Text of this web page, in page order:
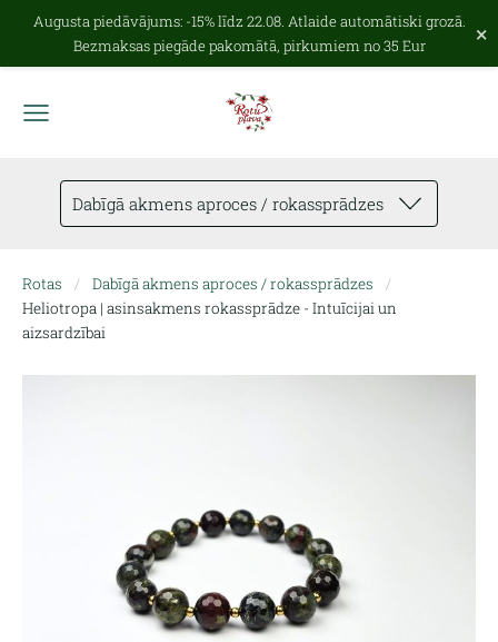
Augusta piedāvājums: -15% līdz 22.08. Atlaide automātiski grozā.
Bezmaksas piegāde pakomātā, pirkumiem no 35 Eur
×
Dabīgā akmens aproces / rokassprādzes
Rotas
Dabīgā akmens aproces / rokassprādzes
Heliotropa | asinsakmens rokassprādze - Intuīcijai un
aizsardzībai